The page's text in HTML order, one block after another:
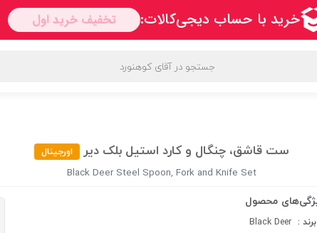
محبوب ترین برندها
ست قاشق، چنگال و کارد استیل بلک دیر اورجینال
Black Deer Steel Spoon, Fork and Knife Set
برند : Black Deer